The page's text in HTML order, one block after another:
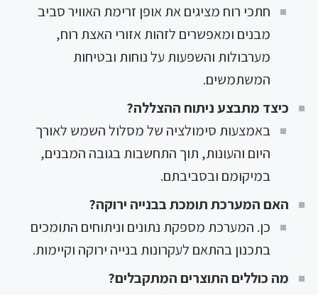
חתכי רוח מציגים את אופן זרימת האוויר סביב
מבנים ומאפשרים לזהות אזורי האצת רוח,
מערבולות והשפעות על נוחות ובטיחות
המשתמשים.
כיצד מתבצע ניתוח ההצללה?
באמצעות סימולציה של מסלול השמש לאורך
היום והעונות, תוך התחשבות בגובה המבנים,
במיקומם ובסביבתם.
האם המערכת תומכת בבנייה ירוקה?
כן. המערכת מספקת נתונים וניתוחים התומכים
בתכנון בהתאם לעקרונות בנייה ירוקה וקיימות.
מה כוללים התוצרים המתקבלים?